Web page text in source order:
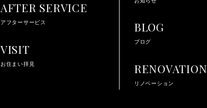
AFTER SERVICE
アフターサービス
VISIT
お住まい拝見
BLOG
ブログ
RENOVATION
リノベーション